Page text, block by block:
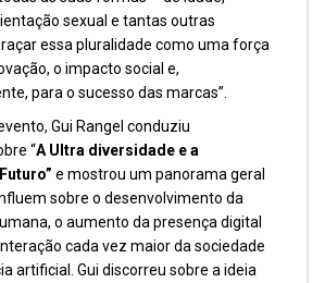
sexual e tantas outras
essa pluralidade como uma força
o impacto social e,
para o sucesso das marcas”.
Gui Rangel conduziu
“A Ultra diversidade e a
e mostrou um panorama geral
sobre o desenvolvimento da
o aumento da presença digital
cada vez maior da sociedade
artificial. Gui discorreu sobre a ideia